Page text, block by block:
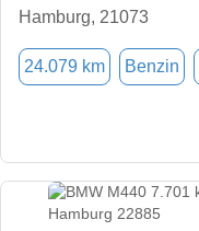
Hamburg, 21073
24.079 km Benzin